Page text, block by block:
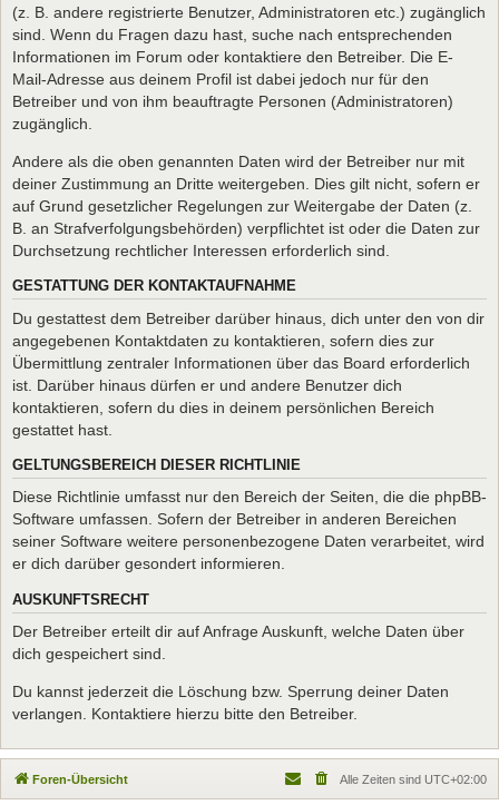
(z. B. andere registrierte Benutzer, Administratoren etc.) zugänglich
sind. Wenn du Fragen dazu hast, suche nach entsprechenden
Informationen im Forum oder kontaktiere den Betreiber. Die E-
Mail-Adresse aus deinem Profil ist dabei jedoch nur für den
Betreiber und von ihm beauftragte Personen (Administratoren)
zugänglich.
Andere als die oben genannten Daten wird der Betreiber nur mit
deiner Zustimmung an Dritte weitergeben. Dies gilt nicht, sofern er
auf Grund gesetzlicher Regelungen zur Weitergabe der Daten (z.
B. an Strafverfolgungsbehörden) verpflichtet ist oder die Daten zur
Durchsetzung rechtlicher Interessen erforderlich sind.
GESTATTUNG DER KONTAKTAUFNAHME
Du gestattest dem Betreiber darüber hinaus, dich unter den von dir
angegebenen Kontaktdaten zu kontaktieren, sofern dies zur
Übermittlung zentraler Informationen über das Board erforderlich
ist. Darüber hinaus dürfen er und andere Benutzer dich
kontaktieren, sofern du dies in deinem persönlichen Bereich
gestattet hast.
GELTUNGSBEREICH DIESER RICHTLINIE
Diese Richtlinie umfasst nur den Bereich der Seiten, die die phpBB-
Software umfassen. Sofern der Betreiber in anderen Bereichen
seiner Software weitere personenbezogene Daten verarbeitet, wird
er dich darüber gesondert informieren.
AUSKUNFTSRECHT
Der Betreiber erteilt dir auf Anfrage Auskunft, welche Daten über
dich gespeichert sind.
Du kannst jederzeit die Löschung bzw. Sperrung deiner Daten
verlangen. Kontaktiere hierzu bitte den Betreiber.
Foren-Übersicht Alle Zeiten sind UTC+02:00